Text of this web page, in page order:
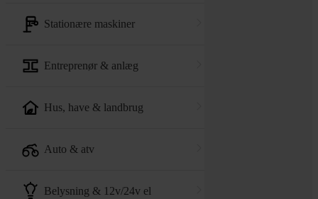
stationære maskiner
entreprenør & anlæg
hus, have & landbrug
auto & atv
belysning & 12v/24v el